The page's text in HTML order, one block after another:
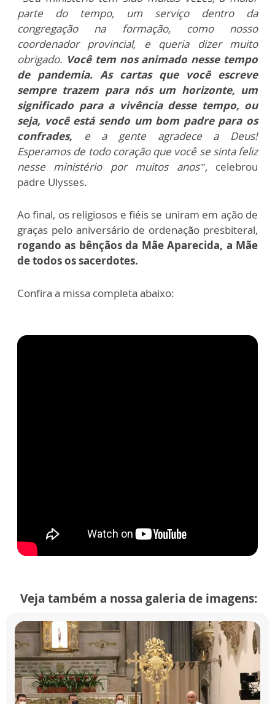
parte do tempo, um serviço dentro da
congregação na formação, como nosso
coordenador provincial, e queria dizer muito
obrigado. Você tem nos animado nesse tempo
de pandemia. As cartas que você escreve
sempre trazem para nós um horizonte, um
significado para a vivência desse tempo, ou
seja, você está sendo um bom padre para os
confrades, e a gente agradece a Deus!
Esperamos de todo coração que você se sinta feliz
nesse ministério por muitos anos”,celebrou
padre Ulysses.
Ao final, os religiosos e fiéis se uniram em ação de
graças pelo aniversário de ordenação presbiteral,
rogando as bênçãos da Mãe Aparecida, a Mãe
de todos os sacerdotes.
Confira a missa completa abaixo:
Veja também a nossa galeria de imagens: